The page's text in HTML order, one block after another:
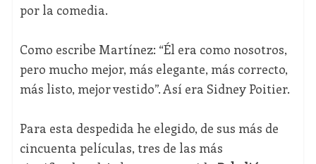
por la comedia.
Como escribe Martínez: “Él era como nosotros,
pero mucho mejor, más elegante, más correcto,
más listo, mejor vestido”. Así era Sidney Poitier.
Para esta despedida he elegido, de sus más de
cincuenta películas, tres de las más